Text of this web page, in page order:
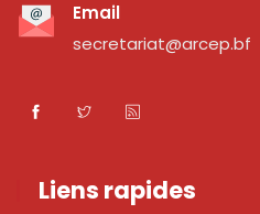
Email
secretariat@arcep.bf
Liens rapides